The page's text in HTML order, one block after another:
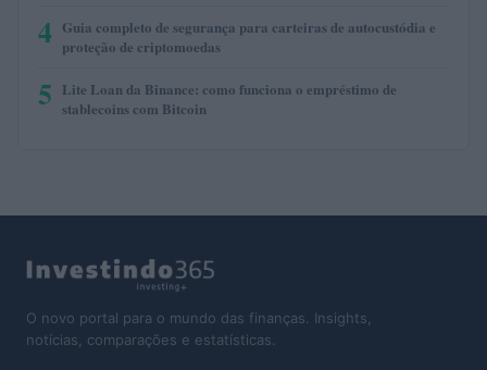
4 Guia completo de segurança para carteiras de autocustódia e
proteção de criptomoedas
5 Lite Loan da Binance: como funciona o empréstimo de
stablecoins com Bitcoin
O novo portal para o mundo das finanças. Insights,
notícias, comparações e estatísticas.